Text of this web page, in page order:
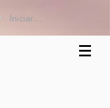
Iniciar sesión